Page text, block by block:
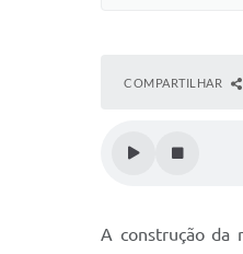
COMPARTILHAR
A construção da